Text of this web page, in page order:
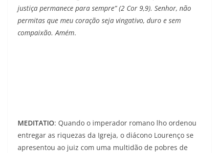
justiça permanece para sempre” (2 Cor 9,9). Senhor, não
permitas que meu coração seja vingativo, duro e sem
compaixão. Amém.
MEDITATIO: Quando o imperador romano lho ordenou
entregar as riquezas da Igreja, o diácono Lourenço se
apresentou ao juiz com uma multidão de pobres de